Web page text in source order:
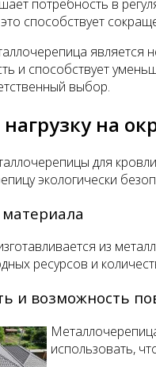
потребность в
способствует
и способствует
выбор.
на
для
экологически
из
ресурсов и
и возможность
использовать,